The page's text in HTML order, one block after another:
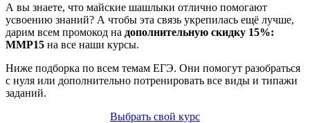
А вы знаете, что майские шашлыки отлично помогают
усвоению знаний? А чтобы эта связь укрепилась ещё лучше,
дарим всем промокод на дополнительную скидку 15%:
ММР15 на все наши курсы.
Ниже подборка по всем темам ЕГЭ. Они помогут разобраться
с нуля или дополнительно потренировать все виды и типажи
заданий.
Выбрать свой курс